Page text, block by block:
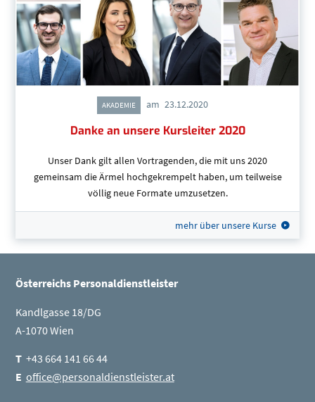
AKADEMIE am 23.12.2020
Danke an unsere Kursleiter 2020
Unser Dank gilt allen Vortragenden, die mit uns 2020
gemeinsam die Ärmel hochgekrempelt haben, um teilweise
völlig neue Formate umzusetzen.
mehr über unsere Kurse
Österreichs Personaldienstleister
Kandlgasse 18/DG
A-1070 Wien
T+43 664 141 66 44
E office@personaldienstleister.at